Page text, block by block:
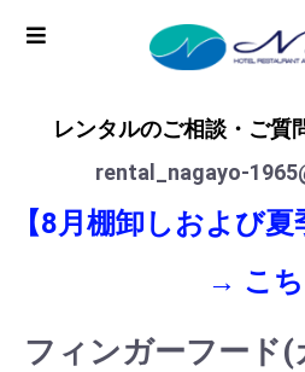
レンタルのご相談・ご質
rental_nagayo-
【8月棚卸しおよび夏
→ こ
フィンガーフード(